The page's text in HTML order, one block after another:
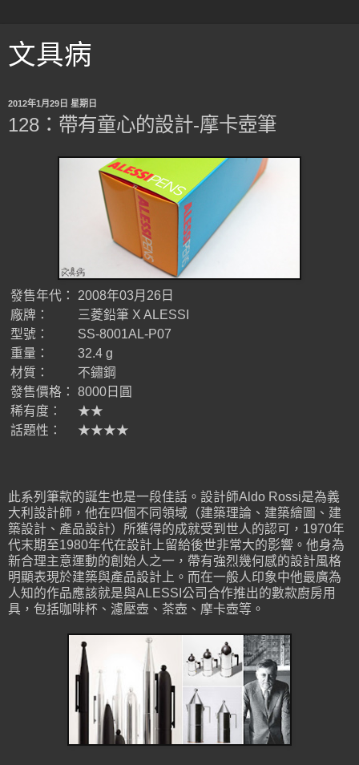
文具病
2012年1月29日 星期日
128：帶有童心的設計-摩卡壺筆
發售年代：
2008年03月26日
廠牌：
三菱鉛筆 X ALESSI
型號：
SS-8001AL-P07
重量：
32.4 g
材質：
不鏽鋼
發售價格：
8000日圓
稀有度：
★★
話題性：
★★★★
此系列筆款的誕生也是一段佳話。設計師Aldo Rossi是為義
大利設計師，他在四個不同領域（建築理論、建築繪圖、建
築設計、產品設計）所獲得的成就受到世人的認可，1970年
代末期至1980年代在設計上留給後世非常大的影響。他身為
新合理主意運動的創始人之一，帶有強烈幾何感的設計風格
明顯表現於建築與產品設計上。而在一般人印象中他最廣為
人知的作品應該就是與ALESSI公司合作推出的數款廚房用
具，包括咖啡杯、濾壓壺、茶壺、摩卡壺等。